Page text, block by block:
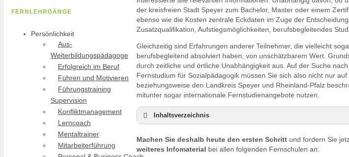
der kreisfreien Stadt Speyer zum Bachelor, Master oder einem
ebenso wie die Kosten zentrale Eckdaten im Zuge der
Zusatzqualifikation, Aufstiegsmöglichkeiten, berufsbegleitendes
Gleichzeitig sind Erfahrungen anderer Teilnehmer, die vielleicht
berufsbegleitend absolviert haben, von unschätzbarem Wert.
durch zeitliche und örtliche Unabhängigkeit aus. Auf der Suche
Fernstudium für Sozialpädagogik müssen Sie sich also nicht nur
beziehungsweise den Landkreis Speyer und Rheinland-Pfalz
mitunter sogar internationale Fernstudienangebote nutzen.
Inhaltsverzeichnis
Duales Studium Sozialpädagogik in Speyer studieren
Sozialpädagogik studieren in Speyer
Machen Sie deshalb heute den ersten Schritt und fordern Sie
weiteres Infomaterial bei allen folgenden Fernschulen an:
FERNLEHRGÄNGE
Persönlichkeit
Aus-
Weiterbildungspädagoge
Erfolgreich im Beruf
Führen und Motivieren
Führungstraining
Supervision
Konfliktmanagement
Lerncoach
Mentaltrainer
Mitarbeiterführung